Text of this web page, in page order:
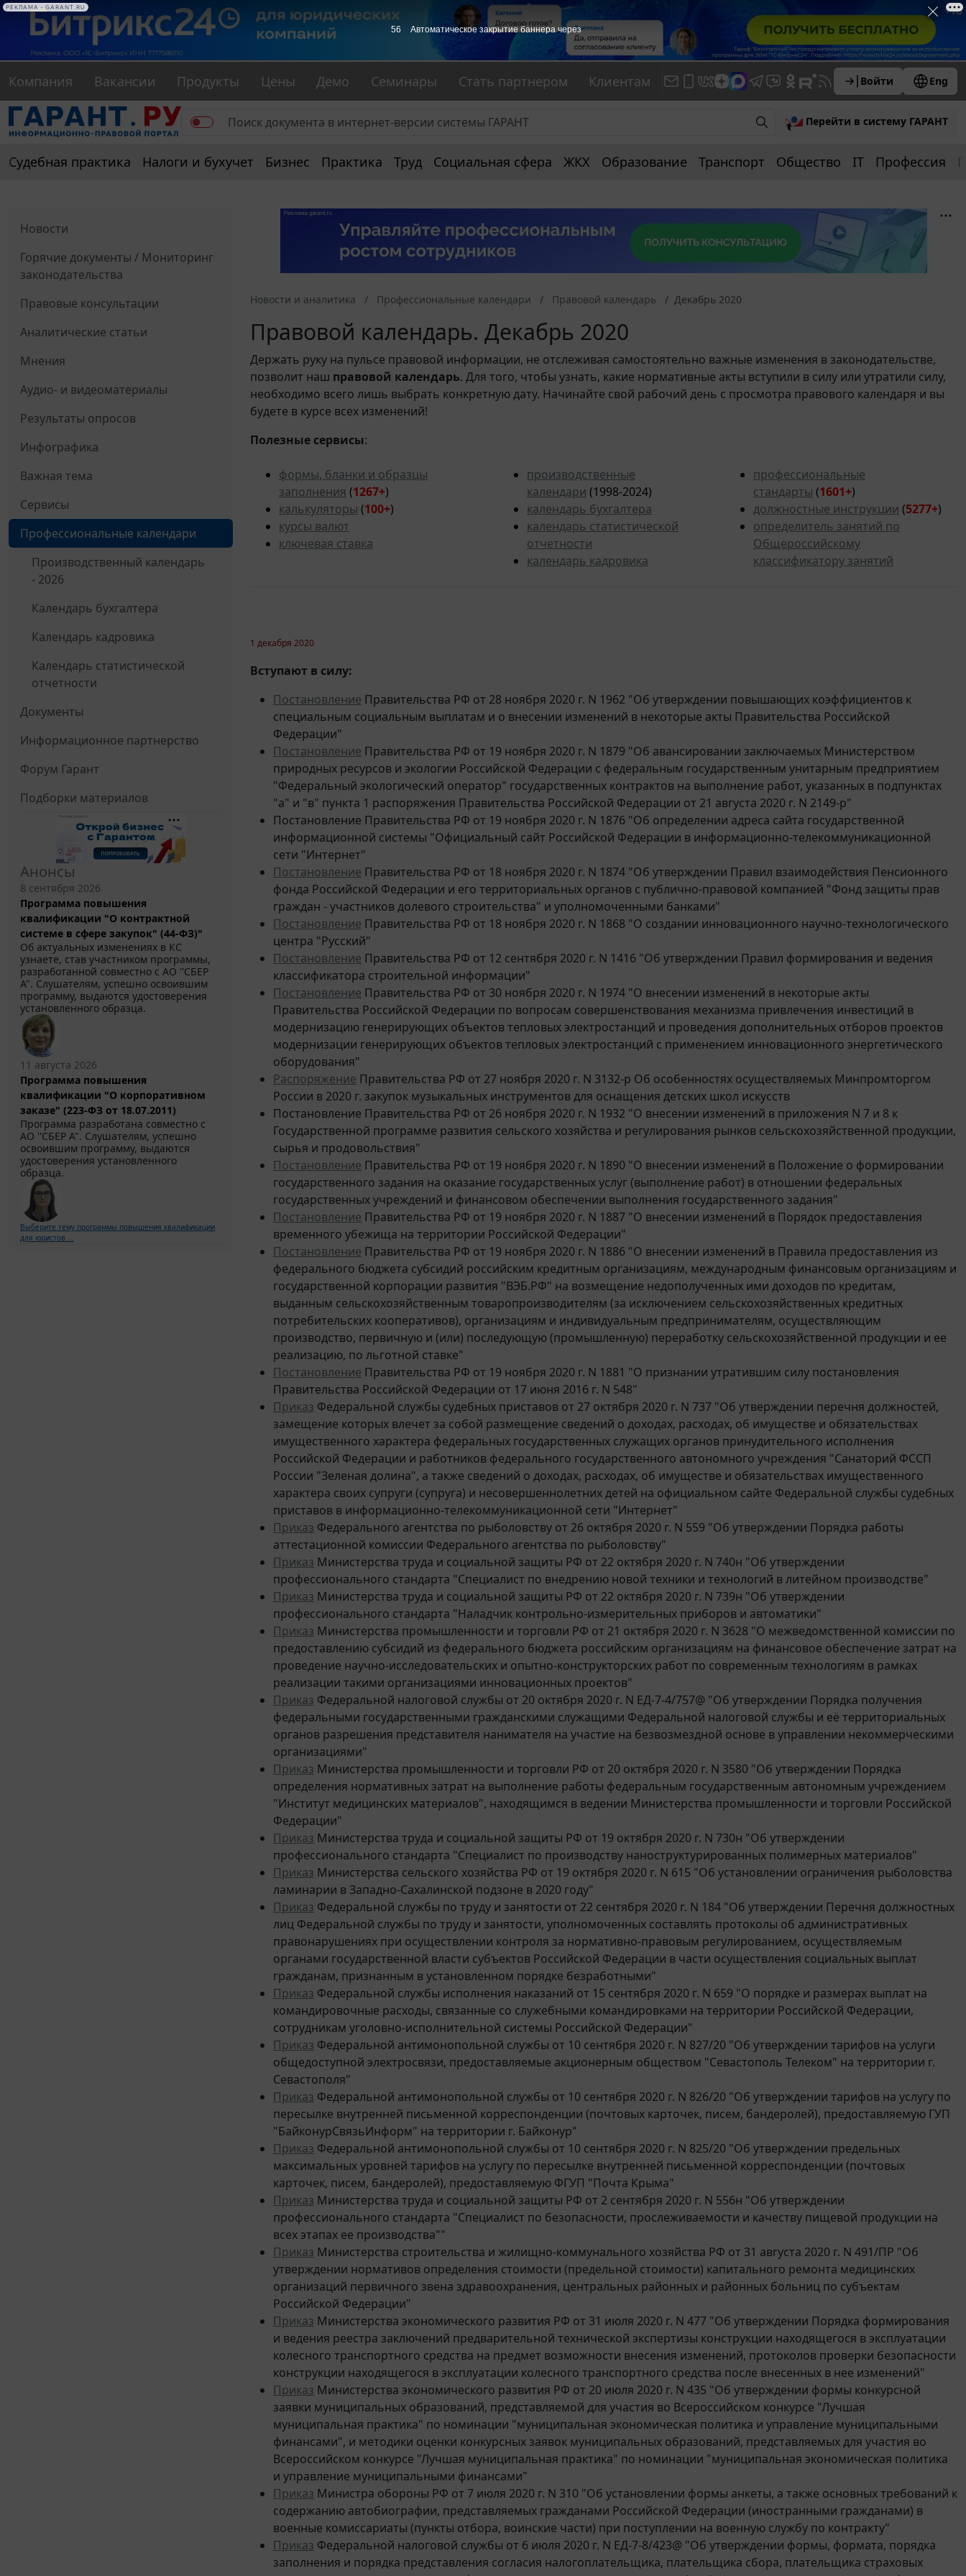
Компания Вакансии Продукты Цены Демо Семинары Стать партнером Клиентам Войти Eng
Перейти в систему ГАРАНТ
Судебная практика Налоги и бухучет Бизнес Практика Труд Социальная сфера ЖКХ Образование Транспорт Общество IT Профессия
Новости
Горячие документы / Мониторинг
законодательства
Правовые консультации
Аналитические статьи
Мнения
Аудио- и видеоматериалы
Результаты опросов
Инфографика
Важная тема
Сервисы
Профессиональные календари
Производственный календарь
- 2026
Календарь бухгалтера
Календарь кадровика
Календарь статистической
отчетности
Документы
Информационное партнерство
Форум Гарант
Подборки материалов
Анонсы
8 сентября 2026
Программа повышения
квалификации "О контрактной
системе в сфере закупок" (44-ФЗ)"
Об актуальных изменениях в КС
узнаете, став участником программы,
разработанной совместно с АО ''СБЕР
А". Слушателям, успешно освоившим
программу, выдаются удостоверения
установленного образца.
11 августа 2026
Программа повышения
квалификации "О корпоративном
заказе" (223-ФЗ от 18.07.2011)
Программа разработана совместно с
АО ''СБЕР А". Слушателям, успешно
освоившим программу, выдаются
удостоверения установленного
образца.
Выберите тему программы повышения квалификации
для юристов ...
Новости и аналитика Профессиональные календари Правовой календарь Декабрь 2020
Правовой календарь. Декабрь 2020
Держать руку на пульсе правовой информации, не отслеживая самостоятельно важные изменения в законодательстве,
позволит наш правовой календарь. Для того, чтобы узнать, какие нормативные акты вступили в силу или утратили силу,
необходимо всего лишь выбрать конкретную дату. Начинайте свой рабочий день с просмотра правового календаря и вы
будете в курсе всех изменений!
Полезные сервисы:
формы, бланки и образцы
заполнения (1267+)
калькуляторы (100+)
курсы валют
ключевая ставка
производственные
календари (1998-2024)
календарь бухгалтера
календарь статистической
отчетности
календарь кадровика
профессиональные
стандарты (1601+)
должностные инструкции (5277+)
определитель занятий по
Общероссийскому
классификатору занятий
1 декабря 2020
Вступают в силу:
Постановление Правительства РФ от 28 ноября 2020 г. N 1962 "Об утверждении повышающих коэффициентов к
специальным социальным выплатам и о внесении изменений в некоторые акты Правительства Российской
Федерации"
Постановление Правительства РФ от 19 ноября 2020 г. N 1879 "Об авансировании заключаемых Министерством
природных ресурсов и экологии Российской Федерации с федеральным государственным унитарным предприятием
"Федеральный экологический оператор" государственных контрактов на выполнение работ, указанных в подпунктах
"а" и "в" пункта 1 распоряжения Правительства Российской Федерации от 21 августа 2020 г. N 2149-р"
Постановление Правительства РФ от 19 ноября 2020 г. N 1876 "Об определении адреса сайта государственной
информационной системы "Официальный сайт Российской Федерации в информационно-телекоммуникационной
сети "Интернет"
Постановление Правительства РФ от 18 ноября 2020 г. N 1874 "Об утверждении Правил взаимодействия Пенсионного
фонда Российской Федерации и его территориальных органов с публично-правовой компанией "Фонд защиты прав
граждан - участников долевого строительства" и уполномоченными банками"
Постановление Правительства РФ от 18 ноября 2020 г. N 1868 "О создании инновационного научно-технологического
центра "Русский"
Постановление Правительства РФ от 12 сентября 2020 г. N 1416 "Об утверждении Правил формирования и ведения
классификатора строительной информации"
Постановление Правительства РФ от 30 ноября 2020 г. N 1974 "О внесении изменений в некоторые акты
Правительства Российской Федерации по вопросам совершенствования механизма привлечения инвестиций в
модернизацию генерирующих объектов тепловых электростанций и проведения дополнительных отборов проектов
модернизации генерирующих объектов тепловых электростанций с применением инновационного энергетического
оборудования"
Распоряжение Правительства РФ от 27 ноября 2020 г. N 3132-р Об особенностях осуществляемых Минпромторгом
России в 2020 г. закупок музыкальных инструментов для оснащения детских школ искусств
Постановление Правительства РФ от 26 ноября 2020 г. N 1932 "О внесении изменений в приложения N 7 и 8 к
Государственной программе развития сельского хозяйства и регулирования рынков сельскохозяйственной продукции,
сырья и продовольствия"
Постановление Правительства РФ от 19 ноября 2020 г. N 1890 "О внесении изменений в Положение о формировании
государственного задания на оказание государственных услуг (выполнение работ) в отношении федеральных
государственных учреждений и финансовом обеспечении выполнения государственного задания"
Постановление Правительства РФ от 19 ноября 2020 г. N 1887 "О внесении изменений в Порядок предоставления
временного убежища на территории Российской Федерации"
Постановление Правительства РФ от 19 ноября 2020 г. N 1886 "О внесении изменений в Правила предоставления из
федерального бюджета субсидий российским кредитным организациям, международным финансовым организациям и
государственной корпорации развития "ВЭБ.РФ" на возмещение недополученных ими доходов по кредитам,
выданным сельскохозяйственным товаропроизводителям (за исключением сельскохозяйственных кредитных
потребительских кооперативов), организациям и индивидуальным предпринимателям, осуществляющим
производство, первичную и (или) последующую (промышленную) переработку сельскохозяйственной продукции и ее
реализацию, по льготной ставке"
Постановление Правительства РФ от 19 ноября 2020 г. N 1881 "О признании утратившим силу постановления
Правительства Российской Федерации от 17 июня 2016 г. N 548"
Приказ Федеральной службы судебных приставов от 27 октября 2020 г. N 737 "Об утверждении перечня должностей,
замещение которых влечет за собой размещение сведений о доходах, расходах, об имуществе и обязательствах
имущественного характера федеральных государственных служащих органов принудительного исполнения
Российской Федерации и работников федерального государственного автономного учреждения "Санаторий ФССП
России "Зеленая долина", а также сведений о доходах, расходах, об имуществе и обязательствах имущественного
характера своих супруги (супруга) и несовершеннолетних детей на официальном сайте Федеральной службы судебных
приставов в информационно-телекоммуникационной сети "Интернет"
Приказ Федерального агентства по рыболовству от 26 октября 2020 г. N 559 "Об утверждении Порядка работы
аттестационной комиссии Федерального агентства по рыболовству"
Приказ Министерства труда и социальной защиты РФ от 22 октября 2020 г. N 740н "Об утверждении
профессионального стандарта "Специалист по внедрению новой техники и технологий в литейном производстве"
Приказ Министерства труда и социальной защиты РФ от 22 октября 2020 г. N 739н "Об утверждении
профессионального стандарта "Наладчик контрольно-измерительных приборов и автоматики"
Приказ Министерства промышленности и торговли РФ от 21 октября 2020 г. N 3628 "О межведомственной комиссии по
предоставлению субсидий из федерального бюджета российским организациям на финансовое обеспечение затрат на
проведение научно-исследовательских и опытно-конструкторских работ по современным технологиям в рамках
реализации такими организациями инновационных проектов"
Приказ Федеральной налоговой службы от 20 октября 2020 г. N ЕД-7-4/757@ "Об утверждении Порядка получения
федеральными государственными гражданскими служащими Федеральной налоговой службы и её территориальных
органов разрешения представителя нанимателя на участие на безвозмездной основе в управлении некоммерческими
организациями"
Приказ Министерства промышленности и торговли РФ от 20 октября 2020 г. N 3580 "Об утверждении Порядка
определения нормативных затрат на выполнение работы федеральным государственным автономным учреждением
"Институт медицинских материалов", находящимся в ведении Министерства промышленности и торговли Российской
Федерации"
Приказ Министерства труда и социальной защиты РФ от 19 октября 2020 г. N 730н "Об утверждении
профессионального стандарта "Специалист по производству наноструктурированных полимерных материалов"
Приказ Министерства сельского хозяйства РФ от 19 октября 2020 г. N 615 "Об установлении ограничения рыболовства
ламинарии в Западно-Сахалинской подзоне в 2020 году"
Приказ Федеральной службы по труду и занятости от 22 сентября 2020 г. N 184 "Об утверждении Перечня должностных
лиц Федеральной службы по труду и занятости, уполномоченных составлять протоколы об административных
правонарушениях при осуществлении контроля за нормативно-правовым регулированием, осуществляемым
органами государственной власти субъектов Российской Федерации в части осуществления социальных выплат
гражданам, признанным в установленном порядке безработными"
Приказ Федеральной службы исполнения наказаний от 15 сентября 2020 г. N 659 "О порядке и размерах выплат на
командировочные расходы, связанные со служебными командировками на территории Российской Федерации,
сотрудникам уголовно-исполнительной системы Российской Федерации"
Приказ Федеральной антимонопольной службы от 10 сентября 2020 г. N 827/20 "Об утверждении тарифов на услуги
общедоступной электросвязи, предоставляемые акционерным обществом "Севастополь Телеком" на территории г.
Севастополя"
Приказ Федеральной антимонопольной службы от 10 сентября 2020 г. N 826/20 "Об утверждении тарифов на услугу по
пересылке внутренней письменной корреспонденции (почтовых карточек, писем, бандеролей), предоставляемую ГУП
"БайконурСвязьИнформ" на территории г. Байконур"
Приказ Федеральной антимонопольной службы от 10 сентября 2020 г. N 825/20 "Об утверждении предельных
максимальных уровней тарифов на услугу по пересылке внутренней письменной корреспонденции (почтовых
карточек, писем, бандеролей), предоставляемую ФГУП "Почта Крыма"
Приказ Министерства труда и социальной защиты РФ от 2 сентября 2020 г. N 556н "Об утверждении
профессионального стандарта "Специалист по безопасности, прослеживаемости и качеству пищевой продукции на
всех этапах ее производства""
Приказ Министерства строительства и жилищно-коммунального хозяйства РФ от 31 августа 2020 г. N 491/ПР "Об
утверждении нормативов определения стоимости (предельной стоимости) капитального ремонта медицинских
организаций первичного звена здравоохранения, центральных районных и районных больниц по субъектам
Российской Федерации"
Приказ Министерства экономического развития РФ от 31 июля 2020 г. N 477 "Об утверждении Порядка формирования
и ведения реестра заключений предварительной технической экспертизы конструкции находящегося в эксплуатации
колесного транспортного средства на предмет возможности внесения изменений, протоколов проверки безопасности
конструкции находящегося в эксплуатации колесного транспортного средства после внесенных в нее изменений"
Приказ Министерства экономического развития РФ от 20 июля 2020 г. N 435 "Об утверждении формы конкурсной
заявки муниципальных образований, представляемой для участия во Всероссийском конкурсе "Лучшая
муниципальная практика" по номинации "муниципальная экономическая политика и управление муниципальными
финансами", и методики оценки конкурсных заявок муниципальных образований, представляемых для участия во
Всероссийском конкурсе "Лучшая муниципальная практика" по номинации "муниципальная экономическая политика
и управление муниципальными финансами"
Приказ Министра обороны РФ от 7 июля 2020 г. N 310 "Об установлении формы анкеты, а также основных требований к
содержанию автобиографии, представляемых гражданами Российской Федерации (иностранными гражданами) в
военные комиссариаты (пункты отбора, воинские части) при поступлении на военную службу по контракту"
Приказ Федеральной налоговой службы от 6 июля 2020 г. N ЕД-7-8/423@ "Об утверждении формы, формата, порядка
заполнения и порядка представления согласия налогоплательщика, плательщика сбора, плательщика страховых
55 Автоматическое закрытие баннера через
РЕКЛАМА • GARANT.RU